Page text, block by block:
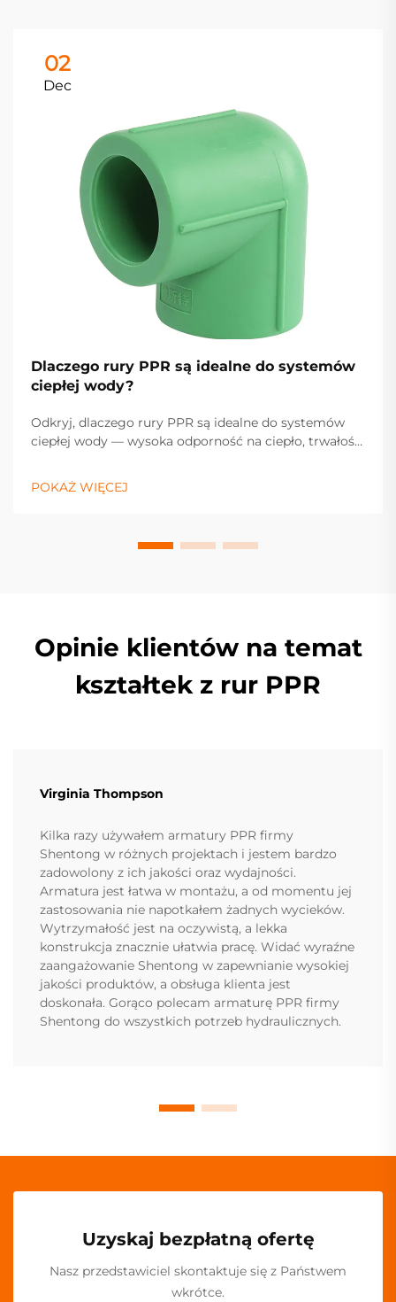
02
Dec
Dlaczego rury PPR są idealne do systemów
ciepłej wody?
Odkryj, dlaczego rury PPR są idealne do systemów
ciepłej wody — wysoka odporność na ciepło, trwałość
niezawodną pracę. Dowiedz się więcej.
POKAŻ WIĘCEJ
Opinie klientów na temat
kształtek z rur PPR
Virginia Thompson
Kilka razy używałem armatury PPR firmy
Shentong w różnych projektach i jestem bardzo
zadowolony z ich jakości oraz wydajności.
Armatura jest łatwa w montażu, a od momentu jej
zastosowania nie napotkałem żadnych wycieków.
Wytrzymałość jest na oczywistą, a lekka
konstrukcja znacznie ułatwia pracę. Widać wyraźne
zaangażowanie Shentong w zapewnianie wysokiej
jakości produktów, a obsługa klienta jest
doskonała. Gorąco polecam armaturę PPR firmy
Shentong do wszystkich potrzeb hydraulicznych.
Uzyskaj bezpłatną ofertę
Nasz przedstawiciel skontaktuje się z Państwem
wkrótce.